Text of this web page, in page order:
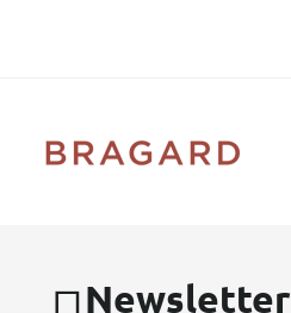
Newsletter